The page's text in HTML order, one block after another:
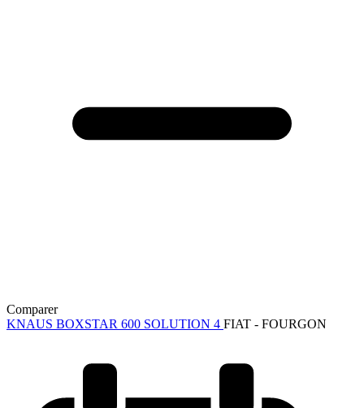
Comparer
KNAUS BOXSTAR 600 SOLUTION 4 FIAT - FOURGON